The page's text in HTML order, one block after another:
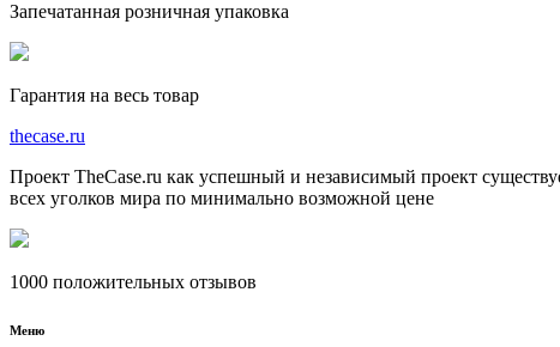
Запечатанная розничная упаковка
Гарантия на весь товар
thecase.ru
Проект TheCase.ru как успешный и независимый проект
всех уголков мира по минимально возможной цене
1000 положительных отзывов
Меню